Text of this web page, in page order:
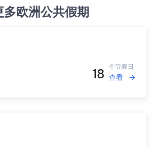
多欧洲公共假期
18 个节假日
查看